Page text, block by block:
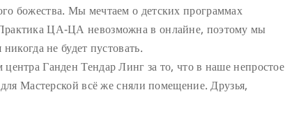
божества. Мы мечтаем о детских программах
ЦА-ЦА невозможна в онлайне, поэтому мы
не будет пустовать.
Ганден Тендар Линг за то, что в наше непростое
Мастерской всё же сняли помещение. Друзья,